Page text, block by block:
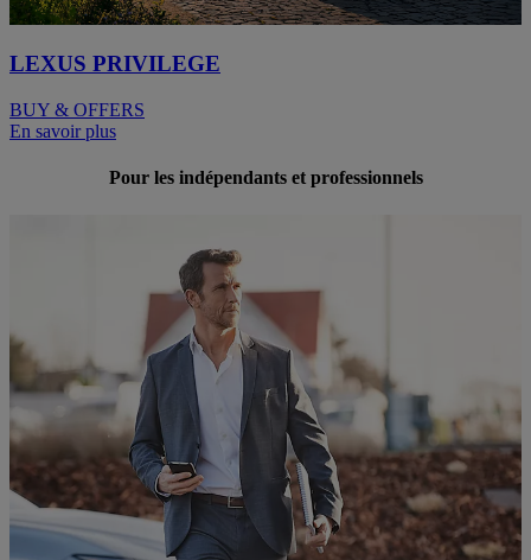
LEXUS PRIVILEGE
BUY & OFFERS
En savoir plus
Pour les indépendants et professionnels